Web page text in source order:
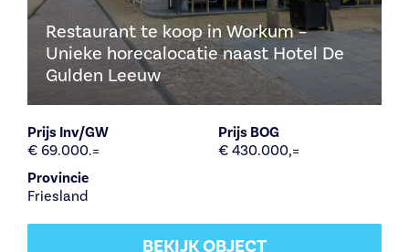
Restaurant te koop in Workum –
Unieke horecalocatie naast Hotel De
Gulden Leeuw
Prijs Inv/GW
€ 69.000.=
Prijs BOG
€ 430.000,=
Provincie
Friesland
BEKIJK OBJECT